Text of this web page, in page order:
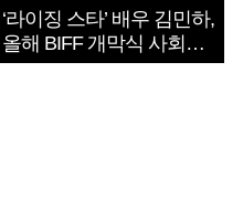
‘라이징 스타’ 배우 김민하,
올해 BIFF 개막식 사회자
확정